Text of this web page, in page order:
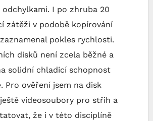
I po zhruba 20
zátěži v podobě kopírování
pokles rychlosti.
disků není zcela běžné a
solidní chladicí schopnost
Pro ověření jsem na disk
videosoubory pro střih a
že i v této disciplíně